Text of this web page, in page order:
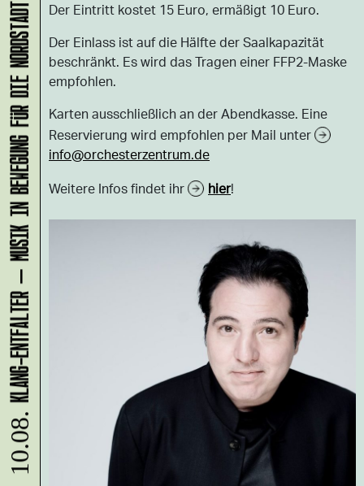
Der Eintritt kostet 15 Euro, ermäßigt 10 Euro.
Der Einlass ist auf die Hälfte der Saalkapazität
beschränkt. Es wird das Tragen einer FFP2-Maske
empfohlen.
Karten ausschließlich an der Abendkasse. Eine
Reservierung wird empfohlen per Mail unter
info@orchesterzentrum.de
Weitere Infos findet ihr
hier!
10.08.
KLANG-ENTFALTER – MUSIK IN BEWEGUNG FÜR DIE NORDSTADT